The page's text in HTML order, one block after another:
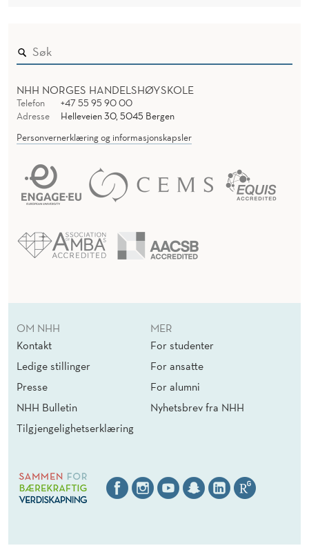
NHH NORGES HANDELSHØYSKOLE
Telefon
+47 55 95 90 00
Adresse
Helleveien 30, 5045 Bergen
Personvernerklæring og informasjonskapsler
OM NHH
Kontakt
Ledige stillinger
Presse
NHH Bulletin
Tilgjengelighetserklæring
MER
For studenter
For ansatte
For alumni
Nyhetsbrev fra NHH